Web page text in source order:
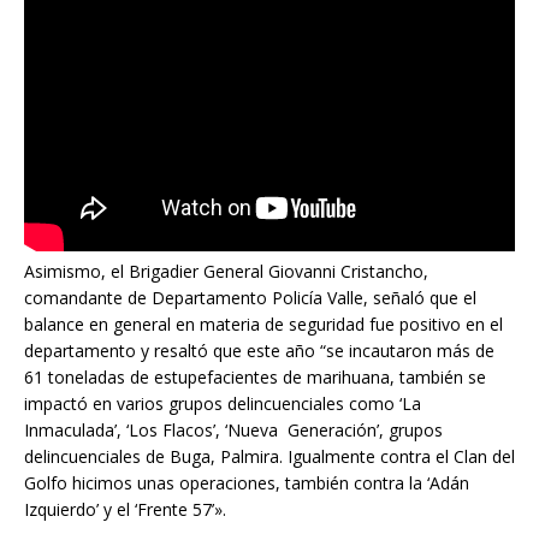
Asimismo, el Brigadier General Giovanni Cristancho,
comandante de Departamento Policía Valle, señaló que el
balance en general en materia de seguridad fue positivo en el
departamento y resaltó que este año “se incautaron más de
61 toneladas de estupefacientes de marihuana, también se
impactó en varios grupos delincuenciales como ‘La
Inmaculada’, ‘Los Flacos’, ‘Nueva Generación’, grupos
delincuenciales de Buga, Palmira. Igualmente contra el Clan del
Golfo hicimos unas operaciones, también contra la ‘Adán
Izquierdo’ y el ‘Frente 57’».